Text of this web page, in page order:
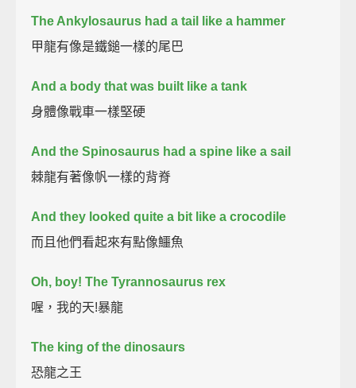
The Ankylosaurus had a tail like a hammer
甲龍有像是鐵鎚一樣的尾巴
And a body that was built like a tank
身體像戰車一樣堅硬
And the Spinosaurus had a spine like a sail
棘龍有著像帆一樣的背脊
And they looked quite a bit like a crocodile
而且他們看起來有點像鱷魚
Oh, boy! The Tyrannosaurus rex
喔，我的天!暴龍
The king of the dinosaurs
恐龍之王